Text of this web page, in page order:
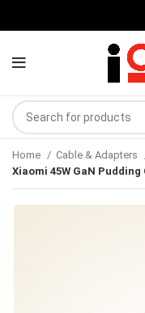
Home
Cable & Adapters
Xiaomi 45W GaN